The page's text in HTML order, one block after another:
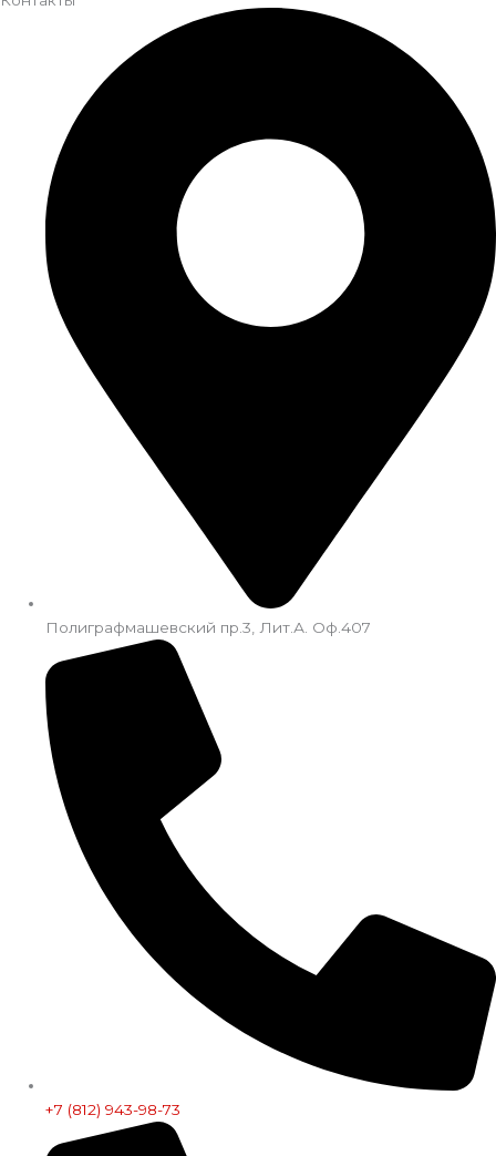
Полиграфмашевский пр.3, Лит.А. Оф.407
+7 (812) 943-98-73